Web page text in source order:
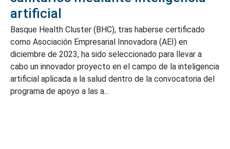
artificial
Basque Health Cluster (BHC), tras haberse certificado
como Asociación Empresarial Innovadora (AEI) en
diciembre de 2023, ha sido seleccionado para llevar a
cabo un innovador proyecto en el campo de la inteligencia
artificial aplicada a la salud dentro de la convocatoria del
programa de apoyo a las a...